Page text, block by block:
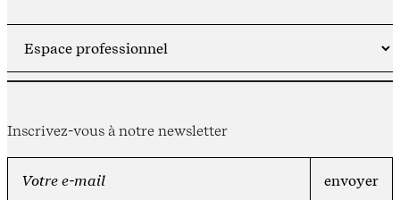
Inscrivez-vous à notre newsletter